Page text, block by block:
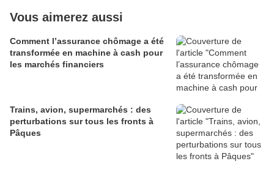
Vous aimerez aussi
Comment l’assurance chômage a été
transformée en machine à cash pour
les marchés financiers
Trains, avion, supermarchés : des
perturbations sur tous les fronts à
Pâques